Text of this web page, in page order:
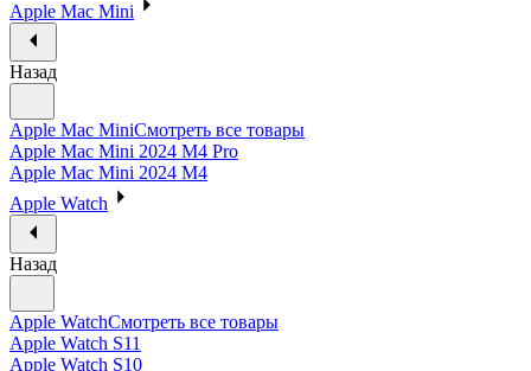
Apple Mac Mini
Назад
Apple Mac MiniСмотреть все товары
Apple Mac Mini 2024 M4 Pro
Apple Mac Mini 2024 M4
Apple Watch
Назад
Apple WatchСмотреть все товары
Apple Watch S11
Apple Watch S10